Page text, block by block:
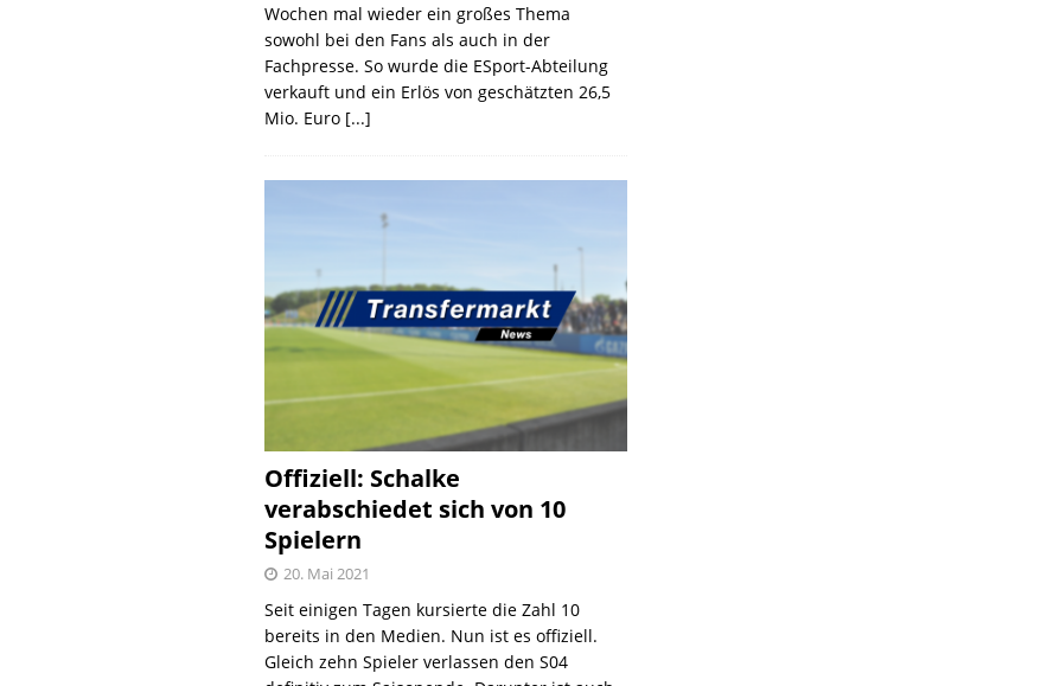
Wochen mal wieder ein großes Thema
sowohl bei den Fans als auch in der
Fachpresse. So wurde die ESport-Abteilung
verkauft und ein Erlös von geschätzten 26,5
Mio. Euro [...]
Offiziell: Schalke
verabschiedet sich von 10
Spielern
20. Mai 2021
Seit einigen Tagen kursierte die Zahl 10
bereits in den Medien. Nun ist es offiziell.
Gleich zehn Spieler verlassen den S04